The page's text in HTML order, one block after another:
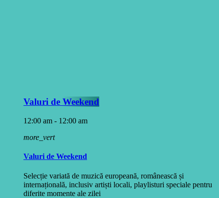
Valuri de Weekend
12:00 am - 12:00 am
more_vert
Valuri de Weekend
Selecție variată de muzică europeană, românească și
internațională, inclusiv artiști locali, playlisturi speciale pentru
diferite momente ale zilei